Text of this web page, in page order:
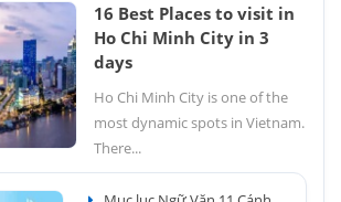
16 Best Places to visit in
Ho Chi Minh City in 3
days
Ho Chi Minh City is one of the
most dynamic spots in Vietnam.
There...